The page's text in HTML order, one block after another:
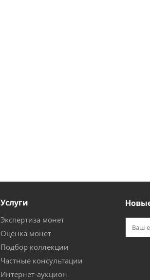
Услуги
Экспертиза монет
Оценка монет
Подбор коллекции
Частные консультации
Интернет-аукцион